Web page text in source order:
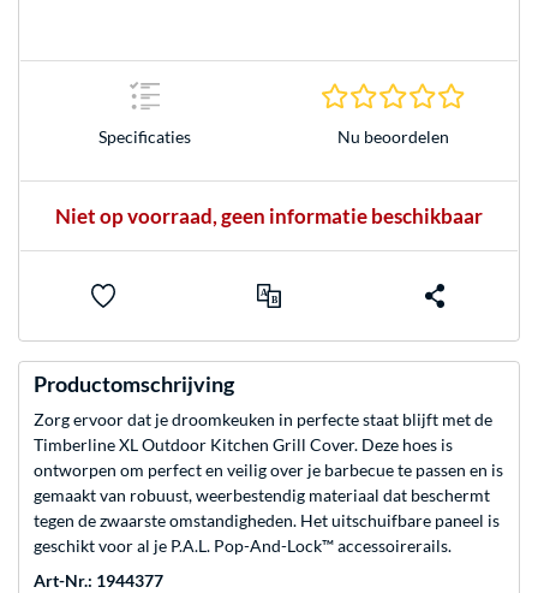
Specificaties Nu beoordelen
Niet op voorraad, geen informatie beschikbaar
Productomschrijving
Zorg ervoor dat je droomkeuken in perfecte staat blijft met de
Timberline XL Outdoor Kitchen Grill Cover. Deze hoes is
ontworpen om perfect en veilig over je barbecue te passen en is
gemaakt van robuust, weerbestendig materiaal dat beschermt
tegen de zwaarste omstandigheden. Het uitschuifbare paneel is
geschikt voor al je P.A.L. Pop-And-Lock™ accessoirerails.
Art-Nr.: 1944377